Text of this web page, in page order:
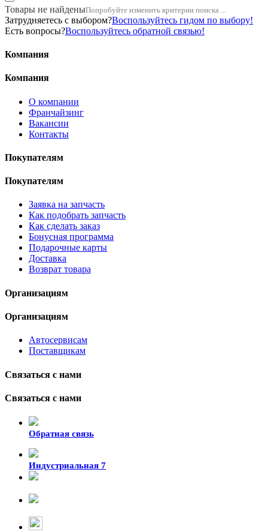
Товары не найденыПопробуйте изменить критерии поиска ...
Затрудняетесь с выбором?Воспользуйтесь гидом по выбору!
Есть вопросы?Воспользуйтесь обратной связью!
Компания
Компания
О компании
Франчайзинг
Вакансии
Контакты
Покупателям
Покупателям
Заявка на запчасть
Как подобрать запчасть
Как сделать заказ
Бонусная программа
Подарочные карты
Доставка
Возврат товара
Организациям
Организациям
Автосервисам
Поставщикам
Связаться с нами
Связаться с нами
Обратная связь
Индустриальная 7